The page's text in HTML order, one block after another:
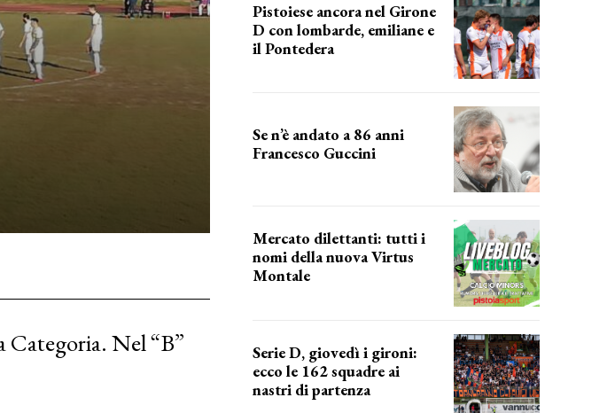
Categoria. Nel “B”
Pistoiese ancora nel Girone
D con lombarde, emiliane e
il Pontedera
Se n’è andato a 86 anni
Francesco Guccini
Mercato dilettanti: tutti i
nomi della nuova Virtus
Montale
Serie D, giovedì i gironi:
ecco le 162 squadre ai
nastri di partenza